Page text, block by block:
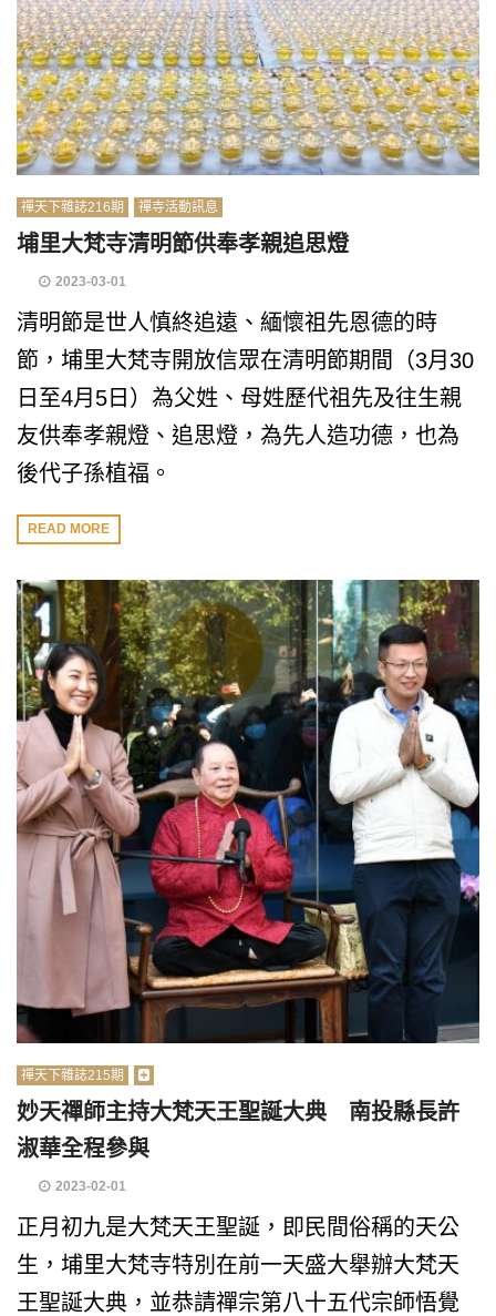
禪天下雜誌216期 禪寺活動訊息
埔里大梵寺清明節供奉孝親追思燈
2023-03-01
清明節是世人慎終追遠、緬懷祖先恩德的時
節，埔里大梵寺開放信眾在清明節期間（3月30
日至4月5日）為父姓、母姓歷代祖先及往生親
友供奉孝親燈、追思燈，為先人造功德，也為
後代子孫植福。
READ MORE
禪天下雜誌215期
妙天禪師主持大梵天王聖誕大典 南投縣長許
淑華全程參與
2023-02-01
正月初九是大梵天王聖誕，即民間俗稱的天公
生，埔里大梵寺特別在前一天盛大舉辦大梵天
王聖誕大典，並恭請禪宗第八十五代宗師悟覺